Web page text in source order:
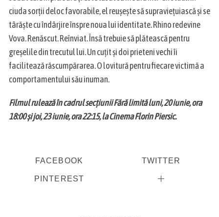
ciuda sorții deloc favorabile, el reușește să supraviețuiască și se
târăște cu îndârjire înspre noua lui identitate. Rhino redevine
Vova. Renăscut. Reînviat. Însă trebuie să plătească pentru
greșelile din trecutul lui. Un cuțit și doi prieteni vechi îi
facilitează răscumpărarea. O lovitură pentru fiecare victimă a
comportamentului său inuman.
Filmul rulează în cadrul secțiunii Fără limită luni, 20 iunie, ora
18:00 și joi, 23 iunie, ora 22:15, la Cinema Florin Piersic.
FACEBOOK TWITTER
PINTEREST